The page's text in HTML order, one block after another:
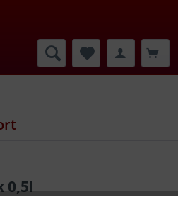
0,5l